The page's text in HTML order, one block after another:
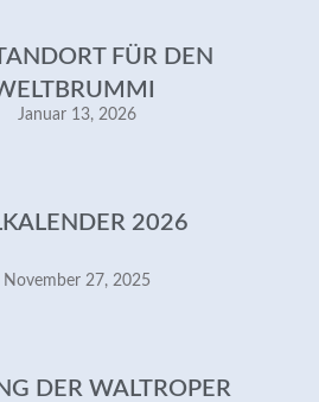
FÜR DEN
Januar 13, 2026
2026
November 27, 2025
DER WALTROPER